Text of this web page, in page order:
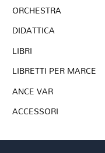
ORCHESTRA
DIDATTICA
LIBRI
LIBRETTI PER MARCE
ANCE VAR
ACCESSORI